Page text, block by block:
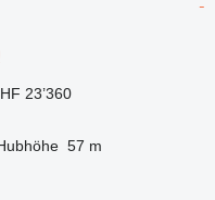
23’360
57 m